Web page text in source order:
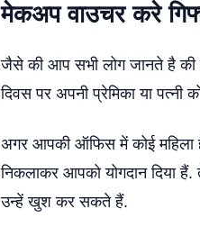
मेकअप वाउचर करे
जैसे की आप सभी लोग जानते है की
दिवस पर अपनी प्रेमिका या
अगर आपकी ऑफिस में कोई
निकलाकर आपको योगदान दिया
उन्हें खुश कर सकते हैं.